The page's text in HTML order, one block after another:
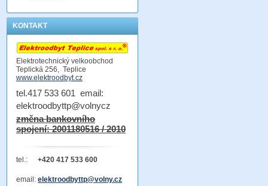
KONTAKT
Elektrotechnický velkoobchod
Teplická 256, Teplice
www.elektroodbyt.cz
tel.417 533 601 email:
elektroodbyttp@volnycz
změna bankovního
spojení: 2001180516 / 2010
tel.: +420 417 533 600
email: elektroodbyttp@volny.cz